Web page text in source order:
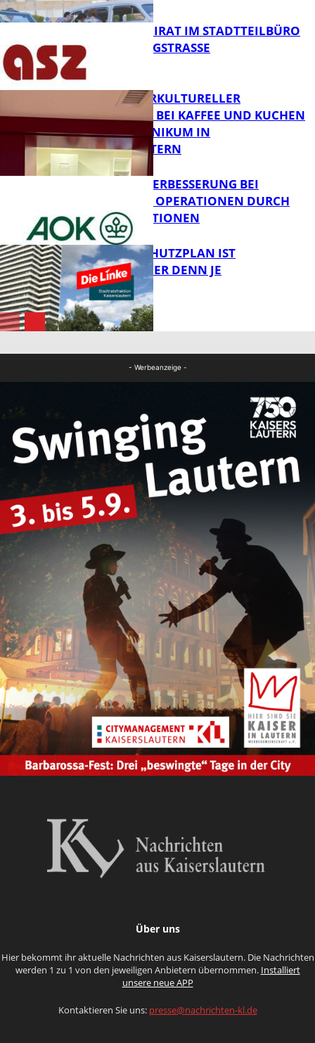
FB News
FB News
SENIORENBEIRAT IM STADTTEILBÜRO
IN DER KÖNIGSTRASSE
NEUER INTERKULTURELLER
TREFFPUNKT BEI KAFFEE UND KUCHEN
IM PFALZKLINIKUM IN
KAISERSLAUTERN
FB Gesundheit
QUALITÄTSVERBESSERUNG BEI
KOMPLEXEN OPERATIONEN DURCH
KONZENTRATIONEN
EIN HITZESCHUTZPLAN IST
NOTWENDIGER DENN JE
- Werbeanzeige -
Über uns
Hier bekommt ihr aktuelle Nachrichten aus Kaiserslautern. Die Nachrichten
werden 1 zu 1 von den jeweiligen Anbietern übernommen. Installiert
unsere neue APP
Kontaktieren Sie uns: presse@nachrichten-kl.de